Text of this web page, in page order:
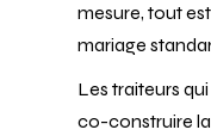
mesure, tout
mariage
Les traiteurs
co-construire